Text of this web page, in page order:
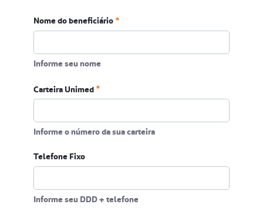
Nome do beneficiário
Informe seu nome
Carteira Unimed
Informe o número da sua carteira
Telefone Fixo
Informe seu DDD + telefone